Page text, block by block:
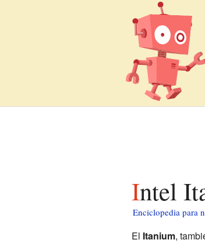
Intel
Enciclopedia para
El Itanium,